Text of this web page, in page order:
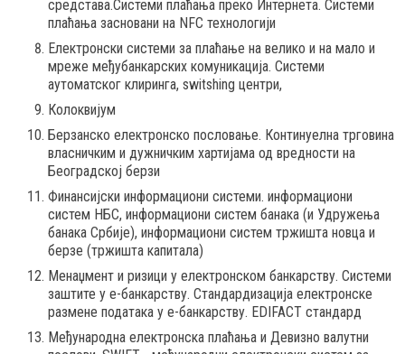
средстава.Системи плаћања преко Интернета. Системи
плаћања засновани на NFC технологији
Електронски системи за плаћање на велико и на мало и
мреже међубанкарских комуникација. Системи
аутоматског клиринга, switshing центри,
Колоквијум
Берзанско електронско пословање. Континуелна трговина
власничким и дужничким хартијама од вредности на
Београдској берзи
Финансијски информациони системи. информациони
систем НБС, информациони систем банака (и Удружења
банака Србије), информациони систем тржишта новца и
берзе (тржишта капитала)
Менаџмент и ризици у електронском банкарству. Системи
заштите у е-банкарству. Стандардизација електронске
размене података у е-банкарству. EDIFACT стандард
Међународна електронска плаћања и Девизно валутни